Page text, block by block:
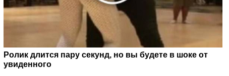
Ролик длится пару секунд, но вы будете в шоке от
увиденного